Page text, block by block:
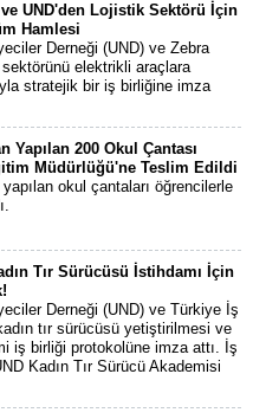
UND'den Lojistik Sektörü İçin
Hamlesi
Derneği (UND) ve Zebra
elektrikli araçlara
stratejik bir iş birliğine imza
Yapılan 200 Okul Çantası
Müdürlüğü'ne Teslim Edildi
okul çantaları öğrencilerle
Tır Sürücüsü İstihdamı İçin
Derneği (UND) ve Türkiye İş
tır sürücüsü yetiştirilmesi ve
iş birliği protokolüne imza attı. İş
Kadın Tır Sürücü Akademisi